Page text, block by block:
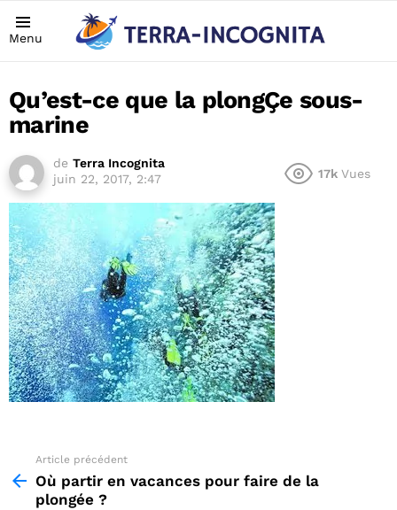
Menu
Qu’est-ce que la plongÇe sous-
marine
de Terra Incognita
juin 22, 2017, 2:47
17k Vues
more
Article précédent
Où partir en vacances pour faire de la
plongée ?